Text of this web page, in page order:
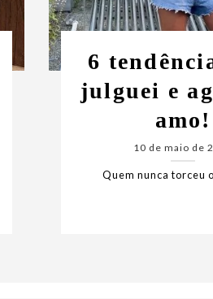
6
julguei e
amo!
10 de maio de
Quem nunca torceu